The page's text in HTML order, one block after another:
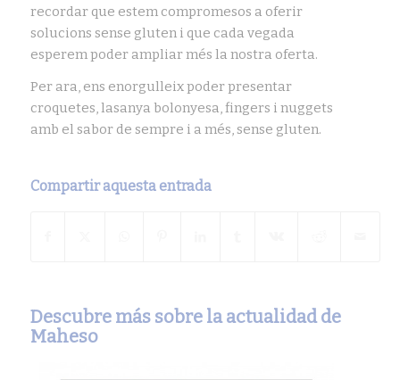
recordar que estem compromesos a oferir
solucions sense gluten i que cada vegada
esperem poder ampliar més la nostra oferta.
Per ara, ens enorgulleix poder presentar
croquetes, lasanya bolonyesa, fingers i nuggets
amb el sabor de sempre i a més, sense gluten.
Compartir aquesta entrada
Descubre más sobre la actualidad de
Maheso